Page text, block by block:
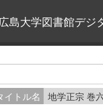
広島大学図書館デジ
イトル名 地学正宗 巻